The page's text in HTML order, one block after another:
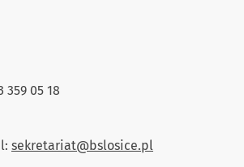
359 05 18
sekretariat@bslosice.pl